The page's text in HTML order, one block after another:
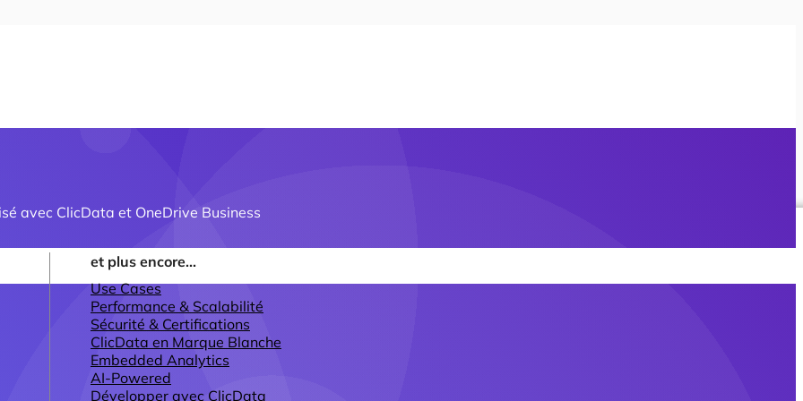
et plus encore...
Use Cases
Performance & Scalabilité
Sécurité & Certifications
ClicData en Marque Blanche
Embedded Analytics
AI-Powered
Développer avec ClicData
avec ClicData et OneDrive Business